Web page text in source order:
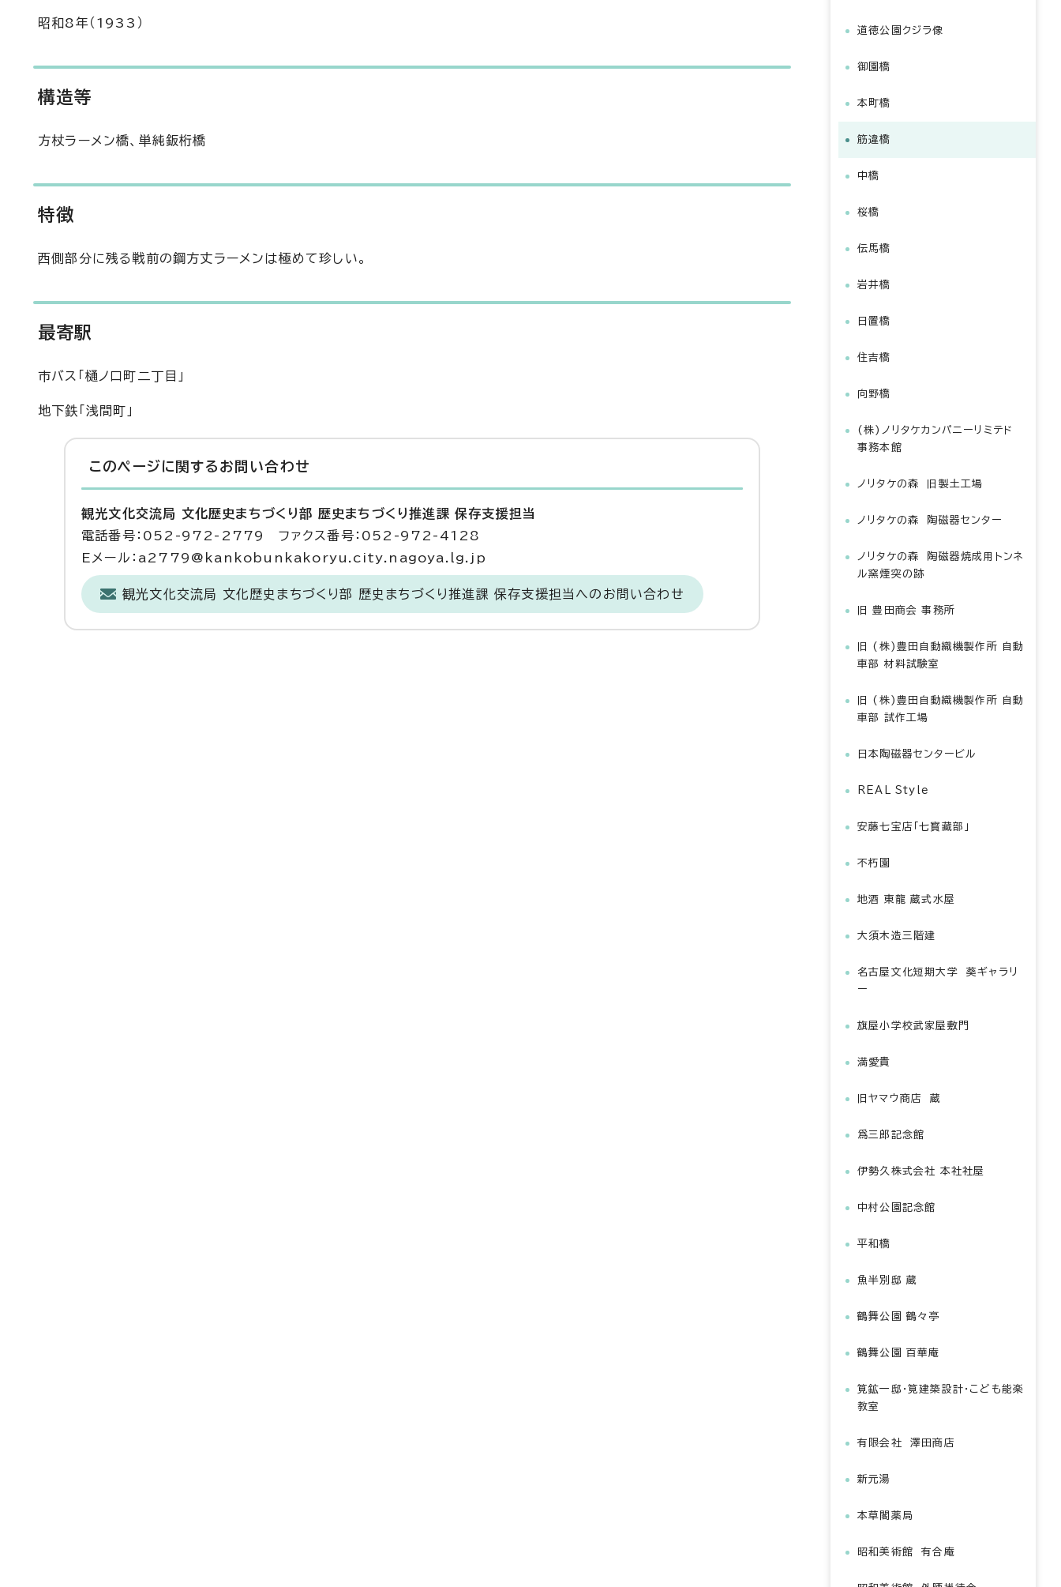
昭和8年（1933）
構造等
方杖ラーメン橋、単純鈑桁橋
特徴
西側部分に残る戦前の鋼方丈ラーメンは極めて珍しい。
最寄駅
市バス「樋ノ口町二丁目」
地下鉄「浅間町」
このページに関する お問い合わせ
観光文化交流局 文化歴史まちづくり部 歴史まちづくり推進課 保存支援担当
電話番号：052-972-2779 ファクス番号：052-972-4128
Eメール：a2779@kankobunkakoryu.city.nagoya.lg.jp
観光文化交流局 文化歴史まちづくり部 歴史まちづくり推進課 保存支援担当へのお問い合わせ
道徳公園クジラ像
御園橋
本町橋
筋違橋
中橋
桜橋
伝馬橋
岩井橋
日置橋
住吉橋
向野橋
(株)ノリタケカンパニーリミテド
事務本館
ノリタケの森 旧製土工場
ノリタケの森 陶磁器センター
ノリタケの森 陶磁器焼成用トンネ
ル窯煙突の跡
旧 豊田商会 事務所
旧 (株)豊田自動織機製作所 自動
車部 材料試験室
旧 (株)豊田自動織機製作所 自動
車部 試作工場
日本陶磁器センタービル
REAL Style
安藤七宝店「七寳藏部」
不朽園
地酒 東龍 蔵式水屋
大須木造三階建
名古屋文化短期大学 葵ギャラリ
ー
旗屋小学校武家屋敷門
満愛貴
旧ヤマウ商店 蔵
爲三郎記念館
伊勢久株式会社 本社社屋
中村公園記念館
平和橋
魚半別邸 蔵
鶴舞公園 鶴々亭
鶴舞公園 百華庵
筧鉱一邸・筧建築設計・こども能楽
教室
有限会社 澤田商店
新元湯
本草閣薬局
昭和美術館 有合庵